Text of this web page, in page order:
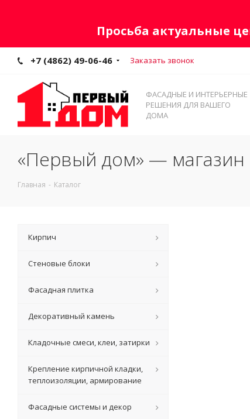
Просьба актуальные
+7 (4862) 49-06-46 Заказать звонок
ФАСАДНЫЕ И ИНТЕРЬЕРНЫЕ
РЕШЕНИЯ ДЛЯ ВАШЕГО
ДОМА
«Первый дом» — магазин
Главная - Каталог
Кирпич
Стеновые блоки
Фасадная плитка
Декоративный камень
Кладочные смеси, клеи, затирки
Крепление кирпичной кладки,
теплоизоляции, армирование
Фасадные системы и декор